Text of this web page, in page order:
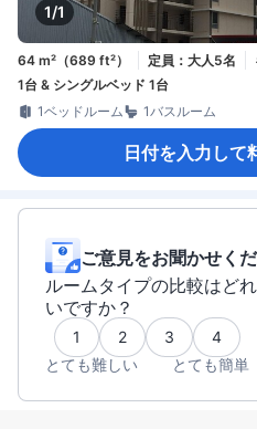
1/1
64 m²（689 ft²） 定員：大人5名
1台 & シングルベッド 1台
1ベッドルーム
1バスルーム
日付を入力して
ご意見をお聞かせく
ルームタイプの比較はど
いですか？
1 2 3
4
とても難しい
とても簡単